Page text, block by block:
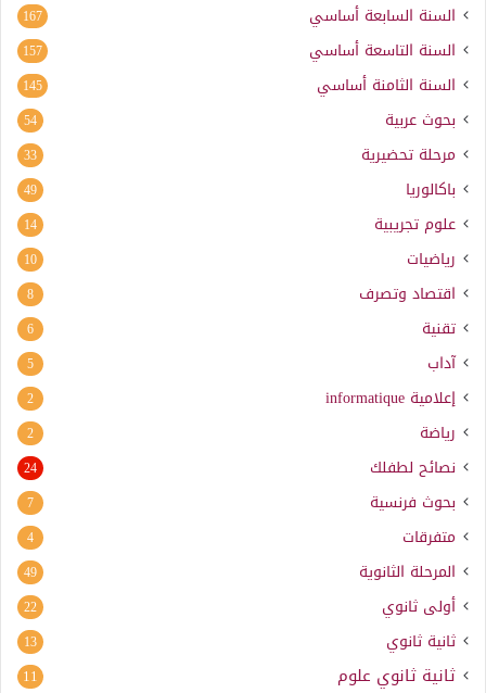
السنة السابعة أساسي 167
السنة التاسعة أساسي 157
السنة الثامنة أساسي 145
بحوث عربية 54
مرحلة تحضيرية 33
باكالوريا 49
علوم تجريبية 14
رياضيات 10
اقتصاد وتصرف 8
تقنية 6
آداب 5
إعلامية informatique
2
رياضة 2
نصائح لطفلك 24
بحوث فرنسية 7
متفرقات 4
المرحلة الثانوية 49
أولى ثانوي 22
ثانية ثانوي 13
ثانية ثانوي علوم 11